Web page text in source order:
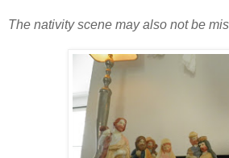
The nativity scene may also not be